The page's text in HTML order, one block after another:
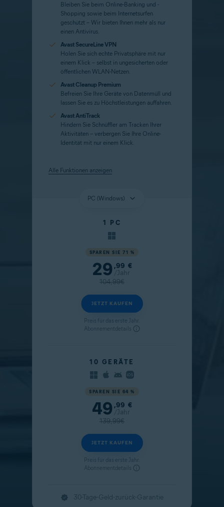
Bleiben Sie beim Online-Banking und -
Shopping sowie beim Internetsurfen
geschützt – Wir bieten Ihnen mehr als nur
einen Antivirus.
Avast SecureLine VPN
Holen Sie sich echte Privatsphäre mit nur
einem Klick – selbst in ungesicherten oder
öffentlichen WLAN-Netzen.
Avast Cleanup Premium
Befreien Sie Ihre Geräte von Datenmüll und
lassen Sie es zu Höchstleistungen auffahren.
Avast AntiTrack
Hindern Sie Schnüffler am Tracken Ihrer
Aktivitäten – verbergen Sie Ihre Online-
Identität mit nur einem Klick.
Alle Funktionen anzeigen
1 PC
SPAREN SIE 71 %
Aktueller Preis
29 ,99 €
/Jahr
Originalpreis
104,99€
JETZT KAUFEN
Preis für das erste Jahr.
Abonnementdetails
10 GERÄTE
SPAREN SIE 64 %
Aktueller Preis
49 ,99 €
/Jahr
Originalpreis
139,99€
JETZT KAUFEN
Preis für das erste Jahr.
Abonnementdetails
30-Tage-Geld-zurück-Garantie